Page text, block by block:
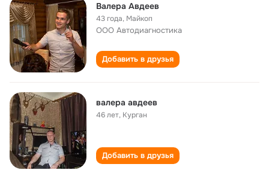
Валера Авдеев
43 года, Майкоп
ООО Автодиагностика
Добавить в друзья
валера авдеев
46 лет, Курган
Добавить в друзья